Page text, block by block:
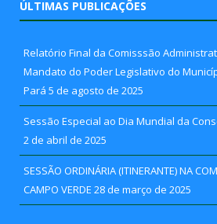
ÚLTIMAS PUBLICAÇÕES
Relatório Final da Comisssão
Mandato do Poder Legislativo do
Pará 5 de agosto de 2025
Sessão Especial ao Dia Mundial da
2 de abril de 2025
SESSÃO ORDINÁRIA (ITINERANTE) NA
CAMPO VERDE 28 de março de 2025